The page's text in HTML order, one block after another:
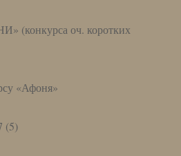
оч. коротких
«Афоня»
(5)